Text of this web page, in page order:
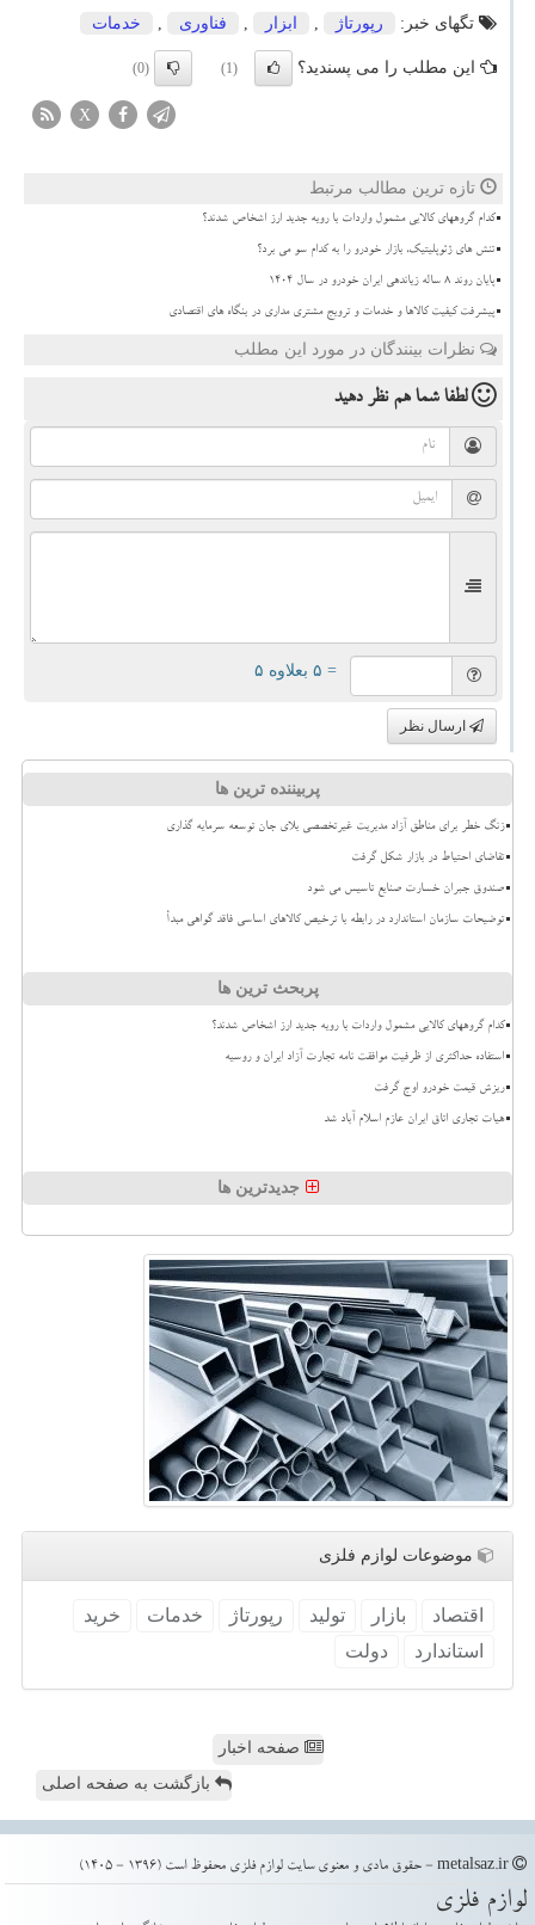
تگهای خبر:
رپورتاژ , ابزار , فناوری , خدمات
این مطلب را می پسندید؟ (1)
(0)
X
تازه ترین مطالب مرتبط
کدام گروههای کالایی مشمول واردات با رویه جدید ارز اشخاص شدند؟
تنش های ژئوپلیتیک، بازار خودرو را به کدام سو می برد؟
پایان روند ۸ ساله زیاندهی ایران خودرو در سال ۱۴۰۴
پیشرفت کیفیت کالاها و خدمات و ترویج مشتری مداری در بنگاه های اقتصادی
نظرات بینندگان در مورد این مطلب
لطفا شما همنظر دهید
= ۵ بعلاوه ۵
ارسال نظر
پربیننده ترین ها
زنگ خطر برای مناطق آزاد مدیریت غیرتخصصی بلای جان توسعه سرمایه گذاری
تقاضای احتیاط در بازار شکل گرفت
صندوق جبران خسارت صنایع تاسیس می شود
توضیحات سازمان استاندارد در رابطه با ترخیص کالاهای اساسی فاقد گواهی مبدأ
پربحث ترین ها
کدام گروههای کالایی مشمول واردات با رویه جدید ارز اشخاص شدند؟
استفاده حداکثری از ظرفیت موافقت نامه تجارت آزاد ایران و روسیه
ریزش قیمت خودرو اوج گرفت
هیات تجاری اتاق ایران عازم اسلام آباد شد
جدیدترین ها
موضوعات لوازم فلزی
اقتصاد بازار تولید رپورتاژ خدمات
خرید
استاندارد
دولت
صفحه اخبار
بازگشت به صفحه اصلی
لوازم فلزی